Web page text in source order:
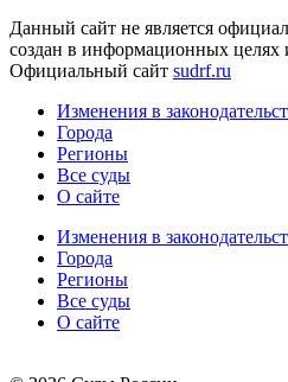
Данный сайт не является
создан в информационных целях
Официальный сайт sudrf.ru
Изменения в
Города
Регионы
Все суды
О сайте
Изменения в
Города
Регионы
Все суды
О сайте